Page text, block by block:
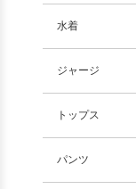
水着
ジャージ
トップス
パンツ